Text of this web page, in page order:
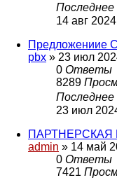
14 авг
Предложениие
pbx » 23 июл
0 Ответы
8289
23 июл
ПАРТНЕРСКАЯ
admin » 14 май
0 Ответы
7421